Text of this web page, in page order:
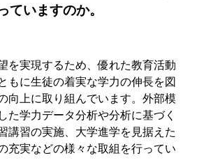
ていますのか。
を実現するため、優れた教育活動
もに生徒の着実な学力の伸長を図
向上に取り組んでいます。外部模
た学力データ分析や分析に基づく
講習の実施、大学進学を見据えた
充実などの様々な取組を行ってい